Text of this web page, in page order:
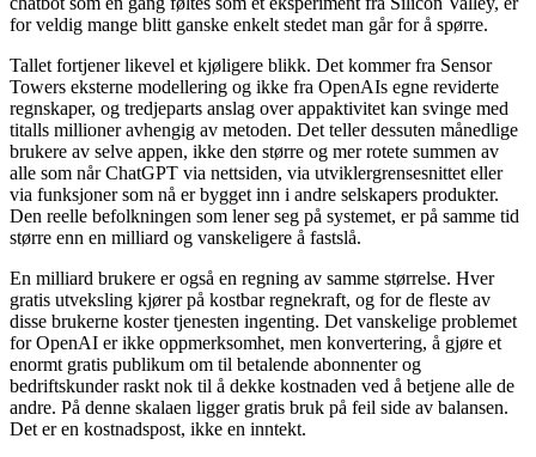
for veldig mange blitt ganske enkelt stedet man går for å spørre.
Tallet fortjener likevel et kjøligere blikk. Det kommer fra Sensor
Towers eksterne modellering og ikke fra OpenAIs egne reviderte
regnskaper, og tredjeparts anslag over appaktivitet kan svinge med
titalls millioner avhengig av metoden. Det teller dessuten månedlige
brukere av selve appen, ikke den større og mer rotete summen av
alle som når ChatGPT via nettsiden, via utviklergrensesnittet eller
via funksjoner som nå er bygget inn i andre selskapers produkter.
Den reelle befolkningen som lener seg på systemet, er på samme tid
større enn en milliard og vanskeligere å fastslå.
En milliard brukere er også en regning av samme størrelse. Hver
gratis utveksling kjører på kostbar regnekraft, og for de fleste av
disse brukerne koster tjenesten ingenting. Det vanskelige problemet
for OpenAI er ikke oppmerksomhet, men konvertering, å gjøre et
enormt gratis publikum om til betalende abonnenter og
bedriftskunder raskt nok til å dekke kostnaden ved å betjene alle de
andre. På denne skalaen ligger gratis bruk på feil side av balansen.
Det er en kostnadspost, ikke en inntekt.